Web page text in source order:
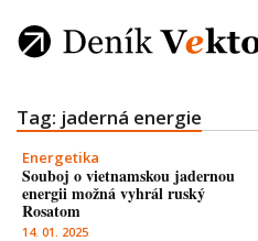
Tag: jaderná energie
Energetika
Souboj o vietnamskou jadernou
energii možná vyhrál ruský
Rosatom
14. 01. 2025